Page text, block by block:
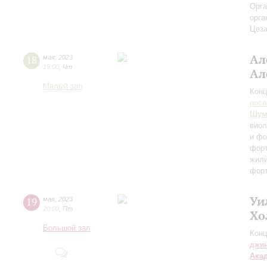
18 мая 2023
19:00 Чт
Малый зал
и
19 мая 2023
20:00 Пт
Большой зал